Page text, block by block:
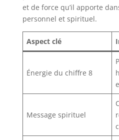
et de force qu’il apporte
personnel et spirituel.
Aspect clé
Énergie du chiffre 8
Message spirituel